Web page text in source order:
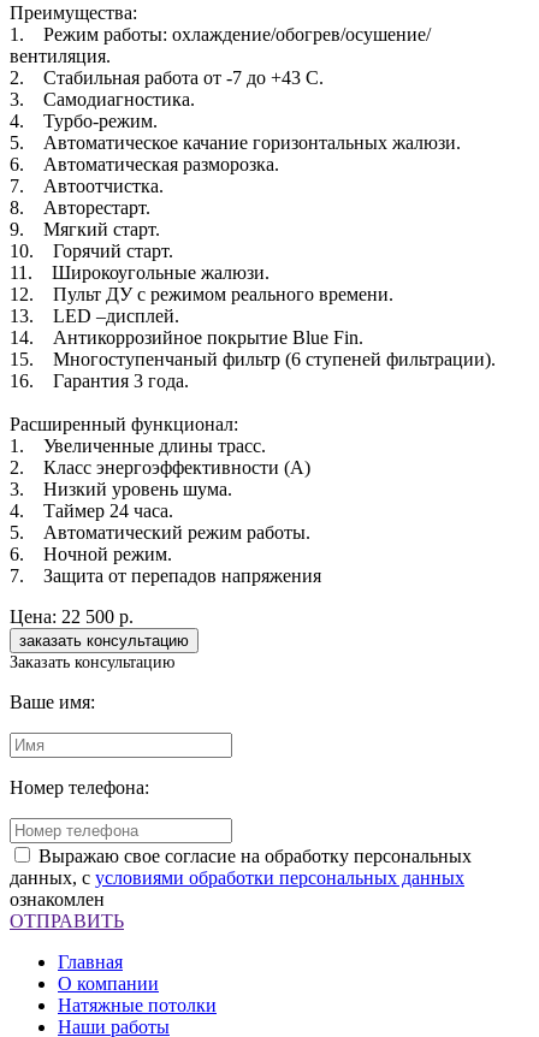
Преимущества:
1. Режим работы: охлаждение/обогрев/осушение/
вентиляция.
2. Стабильная работа от -7 до +43 С.
3. Самодиагностика.
4. Турбо-режим.
5. Автоматическое качание горизонтальных жалюзи.
6. Автоматическая разморозка.
7. Автоотчистка.
8. Авторестарт.
9. Мягкий старт.
10. Горячий старт.
11. Широкоугольные жалюзи.
12. Пульт ДУ с режимом реального времени.
13. LED –дисплей.
14. Антикоррозийное покрытие Blue Fin.
15. Многоступенчаный фильтр (6 ступеней фильтрации).
16. Гарантия 3 года.
Расширенный функционал:
1. Увеличенные длины трасс.
2. Класс энергоэффективности (A)
3. Низкий уровень шума.
4. Таймер 24 часа.
5. Автоматический режим работы.
6. Ночной режим.
7. Защита от перепадов напряжения
Цена: 22 500 р.
Заказать консультацию
Ваше имя:
Номер телефона:
Выражаю свое согласие на обработку персональных
данных, с условиями обработки персональных данных
ознакомлен
ОТПРАВИТЬ
Главная
О компании
Натяжные потолки
Наши работы